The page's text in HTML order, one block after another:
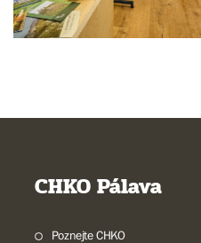
CHKO Pálava
Poznejte CHKO